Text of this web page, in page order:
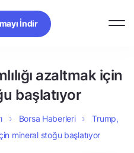
İndir
azaltmak için
başlatıyor
Borsa Haberleri
Trump,
mineral stoğu başlatıyor